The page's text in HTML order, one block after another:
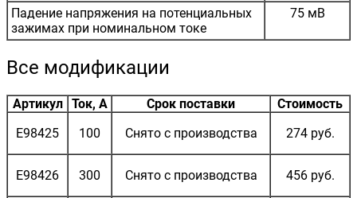
Падение напряжения на потенциальных
зажимах при номинальном токе
75 мВ
Все модификации
Артикул Ток, А Срок поставки
Стоимость
E98425
100 Снято с производства 274 руб.
E98426 300 Снято с производства 456 руб.